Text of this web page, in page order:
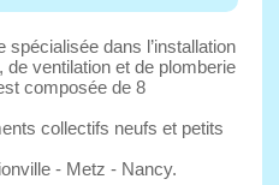
dans l’installation
ventilation et de plomberie
composée de 8
collectifs neufs et petits
- Metz - Nancy.